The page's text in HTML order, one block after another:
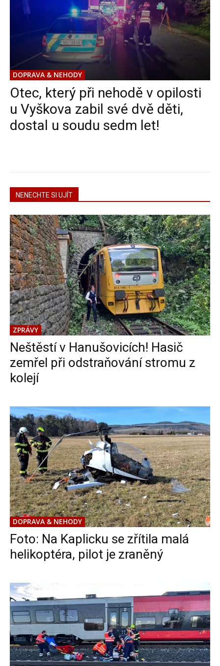
DOPRAVA & NEHODY
Otec, který při nehodě v opilosti
u Vyškova zabil své dvě děti,
dostal u soudu sedm let!
NENECHTE SI UJÍT
ZPRÁVY
Neštěstí v Hanušovicích! Hasič
zemřel při odstraňování stromu z
kolejí
DOPRAVA & NEHODY
Foto: Na Kaplicku se zřítila malá
helikoptéra, pilot je zraněný